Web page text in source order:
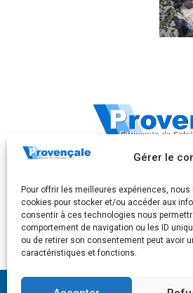
Gérer le
Pour offrir les meilleures expériences,
cookies pour stocker et/ou accéder aux
consentir à ces technologies nous
comportement de navigation ou les ID
ou de retirer son consentement peut avoir
caractéristiques et fonctions.
283, Avenue Frédéric
Tel: +33 4 94 72 83 00